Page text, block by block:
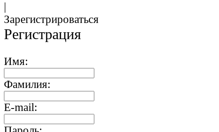
|
Зарегистрироваться
Регистрация
Имя:
Фамилия:
E-mail: